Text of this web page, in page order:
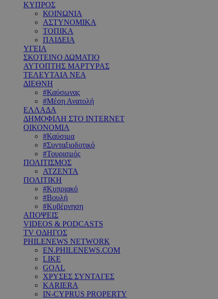
ΚΥΠΡΟΣ
ΚΟΙΝΩΝΙΑ
ΑΣΤΥΝΟΜΙΚΑ
ΤΟΠΙΚΑ
ΠΑΙΔΕΙΑ
ΥΓΕΙΑ
ΣΚΟΤΕΙΝΟ ΔΩΜΑΤΙΟ
ΑΥΤΟΠΤΗΣ ΜΑΡΤΥΡΑΣ
ΤΕΛΕΥΤΑΙΑ ΝΕΑ
ΔΙΕΘΝΗ
#Καύσωνας
#Μέση Ανατολή
ΕΛΛΑΔΑ
ΔΗΜΟΦΙΛΗ ΣΤΟ INTERNET
ΟΙΚΟΝΟΜΙΑ
#Καύσιμα
#Συνταξιοδοτικό
#Τουρισμός
ΠΟΛΙΤΙΣΜΟΣ
ΑΤΖΕΝΤΑ
ΠΟΛΙΤΙΚΗ
#Κυπριακό
#Βουλή
#Κυβέρνηση
ΑΠΟΨΕΙΣ
VIDEOS & PODCASTS
TV ΟΔΗΓΟΣ
PHILENEWS NETWORK
EN.PHILENEWS.COM
LIKE
GOAL
ΧΡΥΣΕΣ ΣΥΝΤΑΓΕΣ
KARIERA
IN-CYPRUS PROPERTY